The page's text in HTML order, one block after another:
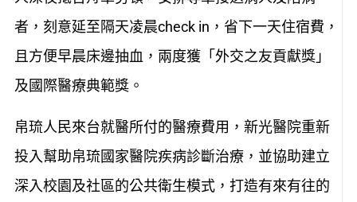
者，刻意延至隔天凌晨check in，省下一天住宿費，
且方便早晨床邊抽血，兩度獲「外交之友貢獻獎」
及國際醫療典範獎。
帛琉人民來台就醫所付的醫療費用，新光醫院重新
投入幫助帛琉國家醫院疾病診斷治療，並協助建立
深入校園及社區的公共衛生模式，打造有來有往的